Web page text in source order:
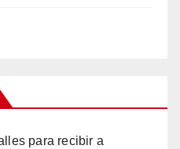
para recibir a